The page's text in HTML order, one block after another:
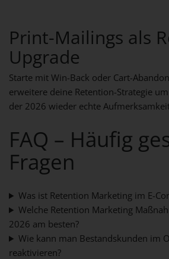
Print-Mailings als
Upgrade
Starte mit Win-Back oder Cart-
erweitere deine Retention-Strategie
der 2026 wieder echte
FAQ – Häufig
Fragen
Was ist Retention Marketing im E-
Welche Retention Marketing
2026 am besten?
Wie kann man Bestandskunden im
reaktivieren?